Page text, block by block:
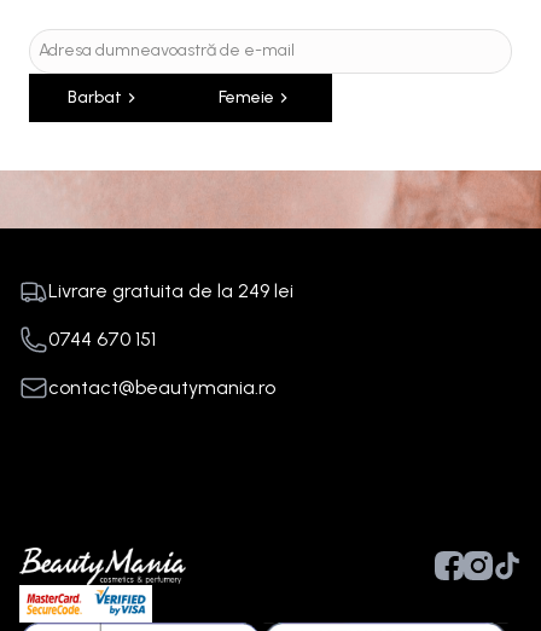
Barbat Femeie
Livrare gratuita de la 249 lei
0744 670 151
contact@beautymania.ro